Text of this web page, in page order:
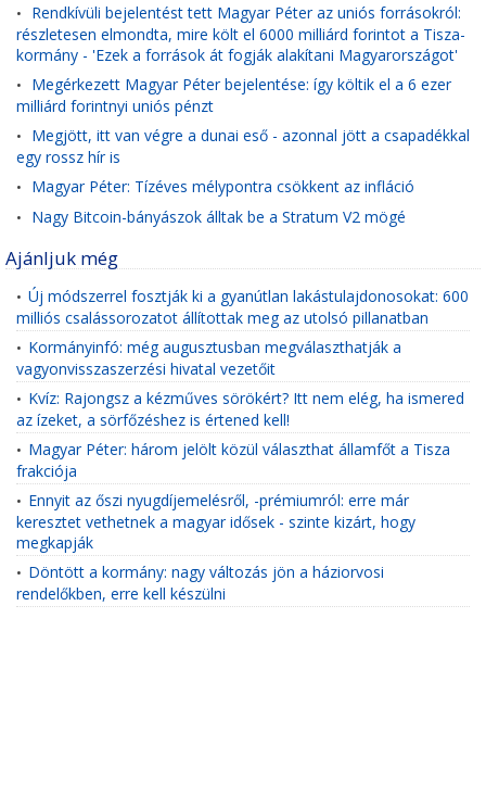
• Rendkívüli bejelentést tett Magyar Péter az uniós forrásokról:
részletesen elmondta, mire költ el 6000 milliárd forintot a Tisza-
kormány - 'Ezek a források át fogják alakítani Magyarországot'
• Megérkezett Magyar Péter bejelentése: így költik el a 6 ezer
milliárd forintnyi uniós pénzt
• Megjött, itt van végre a dunai eső - azonnal jött a csapadékkal
egy rossz hír is
• Magyar Péter: Tízéves mélypontra csökkent az infláció
• Nagy Bitcoin-bányászok álltak be a Stratum V2 mögé
Ajánljuk még
• Új módszerrel fosztják ki a gyanútlan lakástulajdonosokat: 600
milliós csalássorozatot állítottak meg az utolsó pillanatban
• Kormányinfó: még augusztusban megválaszthatják a
vagyonvisszaszerzési hivatal vezetőit
• Kvíz: Rajongsz a kézműves sörökért? Itt nem elég, ha ismered
az ízeket, a sörfőzéshez is értened kell!
• Magyar Péter: három jelölt közül választhat államfőt a Tisza
frakciója
• Ennyit az őszi nyugdíjemelésről, -prémiumról: erre már
keresztet vethetnek a magyar idősek - szinte kizárt, hogy
megkapják
• Döntött a kormány: nagy változás jön a háziorvosi
rendelőkben, erre kell készülni